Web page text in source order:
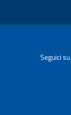
Seguici su